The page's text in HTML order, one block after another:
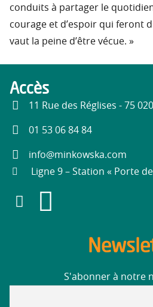
conduits à partager le
courage et d’espoir qui feront
vaut la peine d’être vécue. »
Accès
11 Rue des Réglises - 75
01 53 06 84 84
info@minkowska.com
Ligne 9 – Station « Porte
S'abonner à notre